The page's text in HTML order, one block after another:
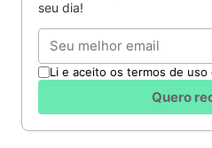
seu dia!
Email
Li e aceito os termos de
Quero